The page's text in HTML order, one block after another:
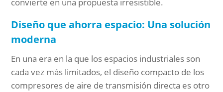
Diseño que ahorra espacio: Una solución
moderna
En una era en la que los espacios industriales son
cada vez más limitados, el diseño compacto de los
compresores de aire de transmisión directa es otro